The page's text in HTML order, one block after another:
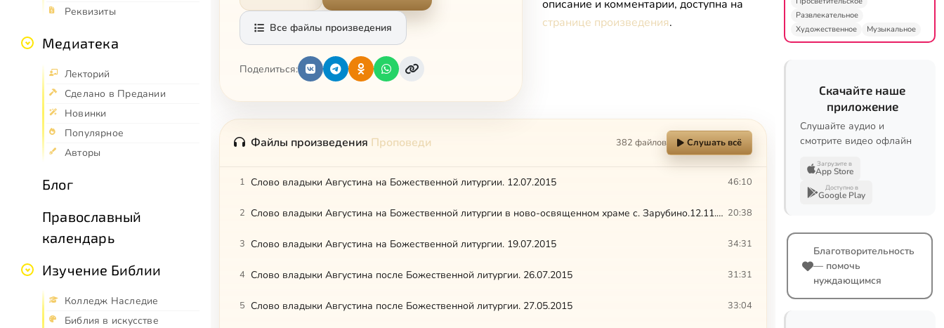
Реквизиты
Медиатека
Лекторий
Сделано в Предании
Новинки
Популярное
Авторы
Блог
Православный
календарь
Изучение Библии
Колледж Наследие
Библия в искусстве
Все файлы произведения
Поделиться:
описание и комментарии, доступна на
странице произведения.
Файлы произведения Проповеди 382 файлов Слушать всё
1 Слово владыки Августина на Божественной литургии. 12.07.2015 46:10
2 Слово владыки Августина на Божественной литургии в ново-освященном храме с. Зарубино.12.11.2016 20:38
3 Слово владыки Августина на Божественной литургии. 19.07.2015 34:31
4 Слово владыки Августина после Божественной литургии. 26.07.2015 31:31
5 Слово владыки Августина после Божественной литургии. 27.05.2015 33:04
Развлекательное
Художественное
Музыкальное
Скачайте наше
приложение
Слушайте аудио и
смотрите видео офлайн
Загрузите в
App Store
Доступно в
Google Play
Благотворительность
— помочь
нуждающимся